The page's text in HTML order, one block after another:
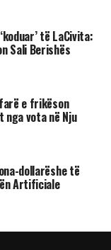
të LaCivita:
Sali Berishës
e frikëson
vota në Nju
dollarëshe të
Artificiale